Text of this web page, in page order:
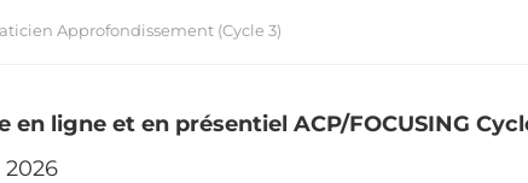
Approfondissement (Cycle 3)
en ligne et en présentiel ACP/FOCUSING